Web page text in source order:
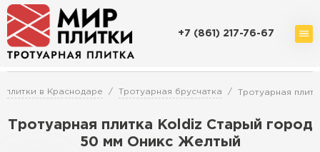
+7 (861) 217-76-67
в Краснодаре Тротуарная брусчатка Тротуарная
Тротуарная плитка Koldiz Старый город
50 мм Оникс Желтый